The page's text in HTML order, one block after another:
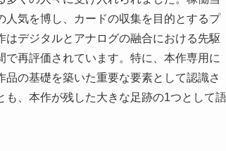
気を博し、カードの収集を目的とするプ
デジタルとアナログの融合における先駆
再評価されています。特に、本作専用に
の基礎を築いた重要な要素として認識さ
、本作が残した大きな足跡の1つとして語